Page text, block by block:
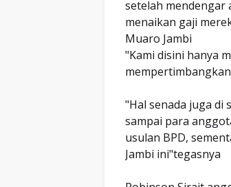
setelah mendengar
menaikan gaji
Muaro Jambi
"Kami disini hanya
"Hal senada juga di
sampai para
usulan BPD,
Jambi ini"tegasnya